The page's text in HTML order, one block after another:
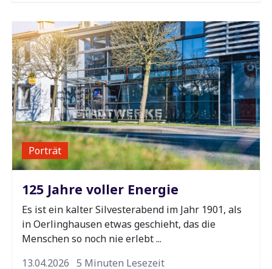
Porträt
125 Jahre voller Energie
Es ist ein kalter Silvesterabend im Jahr 1901, als
in Oerlinghausen etwas geschieht, das die
Menschen so noch nie erlebt ...
13.04.2026 5 Minuten Lesezeit